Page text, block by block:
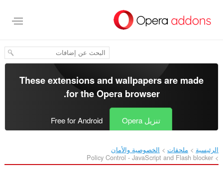
المحتوى
These extensions and wallpapers are made
for theOpera browser
.
تنزيل Opera Free for Android
الرئيسية ملحقات
الخصوصية والأمان
Policy Control - JavaScript and Flash blocker‎